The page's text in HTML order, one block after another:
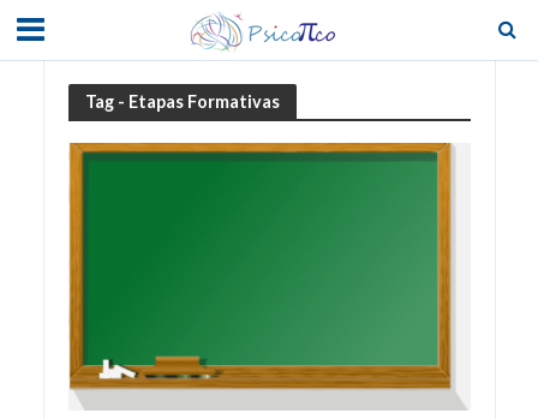
Tag - Etapas Formativas